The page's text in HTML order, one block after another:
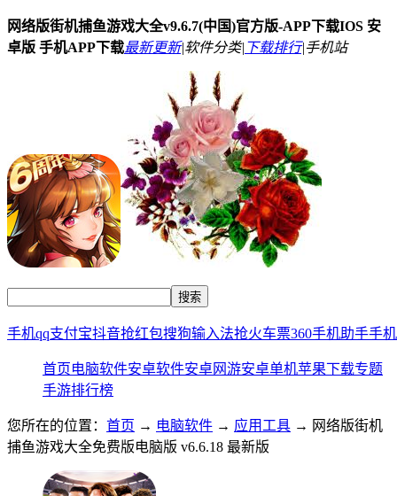
网络版街机捕鱼游戏大全v9.6.7(中国)官方版-APP下载IOS 安
卓版 手机APP下载最新更新|软件分类| 下载排行|手机站
手机qq支付宝抖音抢红包搜狗输入法抢火车票360手机助手手
首页电脑软件安卓软件安卓网游安卓单机苹果下载专题
手游排行榜
您所在的位置： 首页 → 电脑软件 → 应用工具 → 网络版街机
捕鱼游戏大全免费版电脑版 v6.6.18 最新版